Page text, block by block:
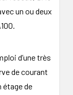
un ou deux
d’une très
de courant
étage de